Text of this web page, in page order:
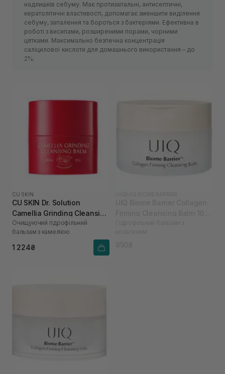
надлишків себуму. Має протизапальні, антисептичні,
кератолітичні властивості, допомагає зменшити виділення
себуму, запалення та бороться з бактеріями. Ефективна в
роботі з висипами, розширеними порами, чорними
цятками. Максимально безпечна концентрація
саліцилової кислоти для домашнього використання – до
2%.
CU SKIN
CU SKIN Dr. Solution
Camellia Grinding Cleansing
Balm 50 г
Очищуючий гідрофільний
бальзам з камелією
1 224₴